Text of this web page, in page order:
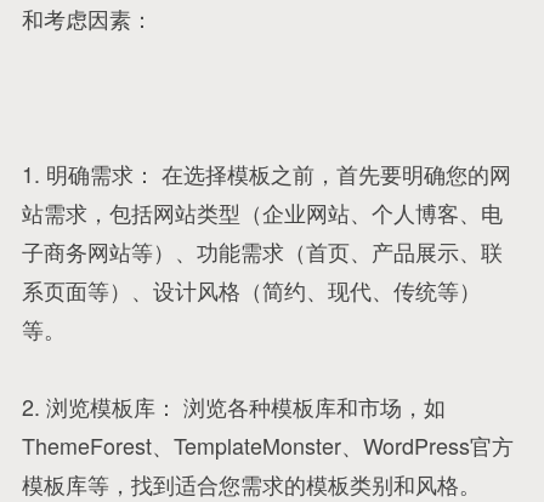
和考虑因素：
1. 明确需求： 在选择模板之前，首先要明确您的网
站需求，包括网站类型（企业网站、个人博客、电
子商务网站等）、功能需求（首页、产品展示、联
系页面等）、设计风格（简约、现代、传统等）
等。
2. 浏览模板库： 浏览各种模板库和市场，如
ThemeForest、TemplateMonster、WordPress官方
模板库等，找到适合您需求的模板类别和风格。